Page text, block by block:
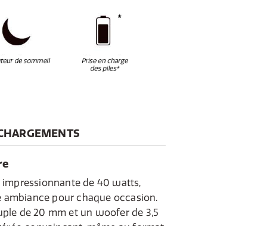
de 40 watts,
pour chaque occasion.
de 20 mm et un woofer de 3,5